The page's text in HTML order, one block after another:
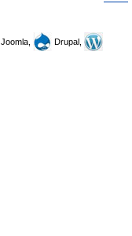
Joomla,
Drupal,